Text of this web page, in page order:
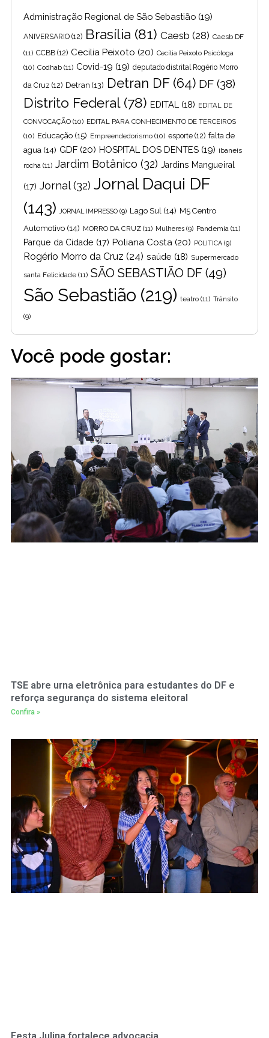
Administração Regional de São Sebastião (19)
ANIVERSARIO (12) Brasília (81) Caesb (28) Caesb DF
(11) CCBB (12) Cecilia Peixoto (20) Cecília Peixoto Psicóloga
(10) Codhab (11) Covid-19 (19) deputado distrital Rogério Morro
da Cruz (12) Detran (13) Detran DF(64) DF (38)
Distrito Federal(78) EDITAL (18) EDITAL DE
CONVOCAÇÃO (10) EDITAL PARA CONHECIMENTO DE TERCEIROS
(10) Educação (15) Empreendedorismo (10) esporte (12) falta de
agua (14) GDF (20) HOSPITAL DOS DENTES (19) ibaneis
rocha (11) Jardim Botânico (32) Jardins Mangueiral
(17) Jornal(32) Jornal Daqui DF
(143)
JORNAL IMPRESSO (9) Lago Sul (14) M5 Centro
Automotivo (14) MORRO DA CRUZ (11) Mulheres (9) Pandemia (11)
Parque da Cidade (17) Poliana Costa (20) POLITICA (9)
Rogério Morro da Cruz (24) saúde (18) Supermercado
santa Felicidade (11) SÃO SEBASTIÃO DF (49)
São Sebastião (219) teatro (11) Trânsito
(9)
Você pode gostar:
TSE abre urna eletrônica para estudantes do DF e
reforça segurança do sistema eleitoral
Confira »
Festa Julina fortalece advocacia